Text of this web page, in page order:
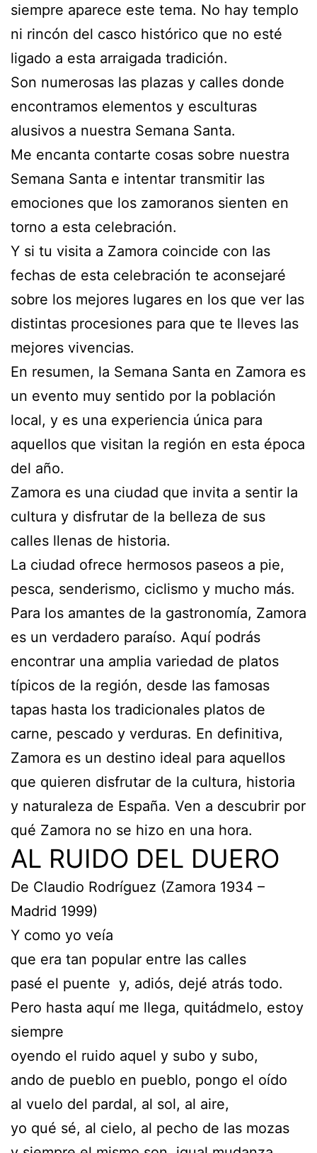
siempre aparece este tema. No hay templo
ni rincón del casco histórico que no esté
ligado a esta arraigada tradición.
Son numerosas las plazas y calles donde
encontramos elementos y esculturas
alusivos a nuestra Semana Santa.
Me encanta contarte cosas sobre nuestra
Semana Santa e intentar transmitir las
emociones que los zamoranos sienten en
torno a esta celebración.
Y si tu visita a Zamora coincide con las
fechas de esta celebración te aconsejaré
sobre los mejores lugares en los que ver las
distintas procesiones para que te lleves las
mejores vivencias.
En resumen, la Semana Santa en Zamora es
un evento muy sentido por la población
local, y es una experiencia única para
aquellos que visitan la región en esta época
del año.
Zamora es una ciudad que invita a sentir la
cultura y disfrutar de la belleza de sus
calles llenas de historia.
La ciudad ofrece hermosos paseos a pie,
pesca, senderismo, ciclismo y mucho más.
Para los amantes de la gastronomía, Zamora
es un verdadero paraíso. Aquí podrás
encontrar una amplia variedad de platos
típicos de la región, desde las famosas
tapas hasta los tradicionales platos de
carne, pescado y verduras. En definitiva,
Zamora es un destino ideal para aquellos
que quieren disfrutar de la cultura, historia
y naturaleza de España. Ven a descubrir por
qué Zamora no se hizo en una hora.
AL RUIDO DEL DUERO
De Claudio Rodríguez (Zamora 1934 –
Madrid 1999)
Y como yo veía
que era tan popular entre las calles
pasé el puente y, adiós, dejé atrás todo.
Pero hasta aquí me llega, quitádmelo, estoy
siempre
oyendo el ruido aquel y subo y subo,
ando de pueblo en pueblo, pongo el oído
al vuelo del pardal, al sol, al aire,
yo qué sé, al cielo, al pecho de las mozas